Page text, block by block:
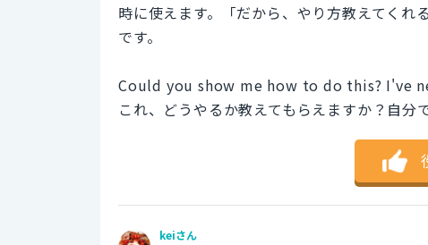
時に使えます。「だから、やり方教えてく
です。
Could you show me how to do this? I've
これ、どうやるか教えてもらえますか？自分
keiさん